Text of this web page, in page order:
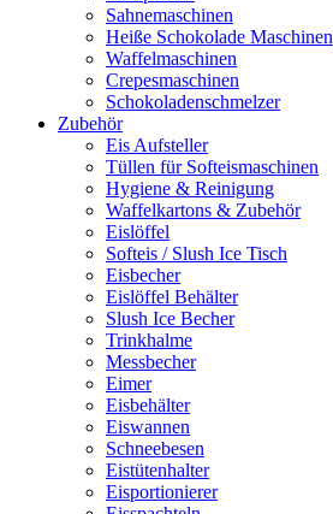
Sahnemaschinen
Heiße Schokolade Maschinen
Waffelmaschinen
Crepesmaschinen
Schokoladenschmelzer
Zubehör
Eis Aufsteller
Tüllen für Softeismaschinen
Hygiene & Reinigung
Waffelkartons & Zubehör
Eislöffel
Softeis / Slush Ice Tisch
Eisbecher
Eislöffel Behälter
Slush Ice Becher
Trinkhalme
Messbecher
Eimer
Eisbehälter
Eiswannen
Schneebesen
Eistütenhalter
Eisportionierer